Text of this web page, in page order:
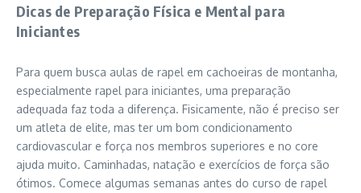
Dicas de Preparação Física e Mental para
Iniciantes
Para quem busca aulas de rapel em cachoeiras de montanha,
especialmente rapel para iniciantes, uma preparação
adequada faz toda a diferença. Fisicamente, não é preciso ser
um atleta de elite, mas ter um bom condicionamento
cardiovascular e força nos membros superiores e no core
ajuda muito. Caminhadas, natação e exercícios de força são
ótimos. Comece algumas semanas antes do curso de rapel